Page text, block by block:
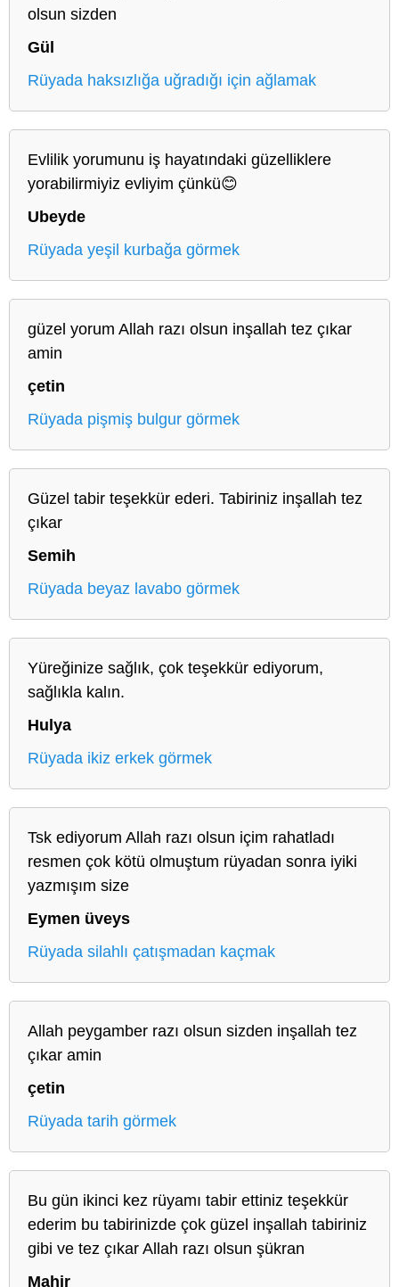
olsun sizden
Gül
Rüyada haksızlığa uğradığı için ağlamak
Evlilik yorumunu iş hayatındaki güzelliklere
yorabilirmiyiz evliyim çünkü😊
Ubeyde
Rüyada yeşil kurbağa görmek
güzel yorum Allah razı olsun inşallah tez çıkar
amin
çetin
Rüyada pişmiş bulgur görmek
Güzel tabir teşekkür ederi. Tabiriniz inşallah tez
çıkar
Semih
Rüyada beyaz lavabo görmek
Yüreğinize sağlık, çok teşekkür ediyorum,
sağlıkla kalın.
Hulya
Rüyada ikiz erkek görmek
Tsk ediyorum Allah razı olsun içim rahatladı
resmen çok kötü olmuştum rüyadan sonra iyiki
yazmışım size
Eymen üveys
Rüyada silahlı çatışmadan kaçmak
Allah peygamber razı olsun sizden inşallah tez
çıkar amin
çetin
Rüyada tarih görmek
Bu gün ikinci kez rüyamı tabir ettiniz teşekkür
ederim bu tabirinizde çok güzel inşallah tabiriniz
gibi ve tez çıkar Allah razı olsun şükran
Mahir